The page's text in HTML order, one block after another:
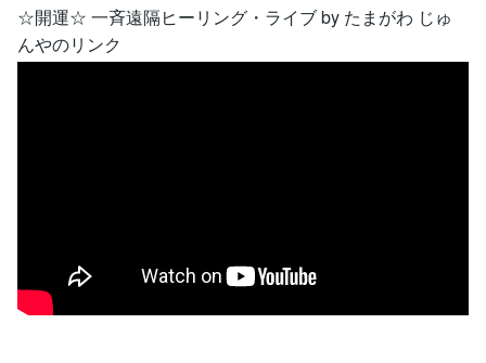
☆開運☆ 一斉遠隔ヒーリング・ライブ by たまがわ じゅ
んやのリンク